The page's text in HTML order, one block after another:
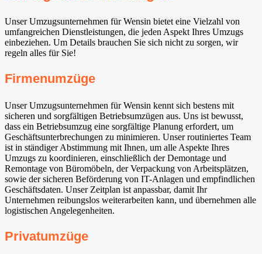
Unser Umzugsunternehmen für Wensin bietet eine Vielzahl von
umfangreichen Dienstleistungen, die jeden Aspekt Ihres Umzugs
einbeziehen. Um Details brauchen Sie sich nicht zu sorgen, wir
regeln alles für Sie!
Firmenumzüge
Unser Umzugsunternehmen für Wensin kennt sich bestens mit
sicheren und sorgfältigen Betriebsumzügen aus. Uns ist bewusst,
dass ein Betriebsumzug eine sorgfältige Planung erfordert, um
Geschäftsunterbrechungen zu minimieren. Unser routiniertes Team
ist in ständiger Abstimmung mit Ihnen, um alle Aspekte Ihres
Umzugs zu koordinieren, einschließlich der Demontage und
Remontage von Büromöbeln, der Verpackung von Arbeitsplätzen,
sowie der sicheren Beförderung von IT-Anlagen und empfindlichen
Geschäftsdaten. Unser Zeitplan ist anpassbar, damit Ihr
Unternehmen reibungslos weiterarbeiten kann, und übernehmen alle
logistischen Angelegenheiten.
Privatumzüge